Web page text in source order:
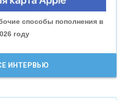
БАНК»
способы пополнения в
году
ИНТЕРВЬЮ